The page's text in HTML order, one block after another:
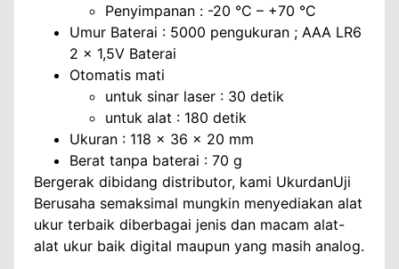
Penyimpanan : -20 °C – +70 °C
Umur Baterai : 5000 pengukuran ; AAA LR6
2 x 1,5V Baterai
Otomatis mati
untuk sinar laser : 30 detik
untuk alat : 180 detik
Ukuran : 118 x 36 x 20 mm
Berat tanpa baterai : 70 g
Bergerak dibidang distributor, kami UkurdanUji
Berusaha semaksimal mungkin menyediakan alat
ukur terbaik diberbagai jenis dan macam alat-
alat ukur baik digital maupun yang masih analog.